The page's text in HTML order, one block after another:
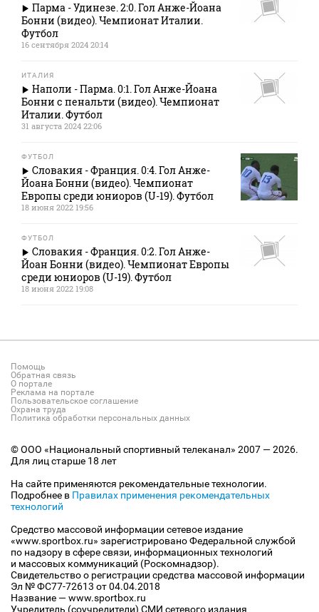
Парма - Удинезе. 2:0. Гол Анже-Йоана
Бонни (видео). Чемпионат Италии.
Футбол
16 сентября 2024 20:14
ИТАЛИЯ
Наполи - Парма. 0:1. Гол Анже-Йоана
Бонни с пенальти (видео). Чемпионат
Италии. Футбол
31 августа 2024 22:06
ФУТБОЛ
Словакия - Франция. 0:4. Гол Анже-
Йоана Бонни (видео). Чемпионат
Европы среди юниоров (U-19). Футбол
18 июня 2022 19:56
ФУТБОЛ
Словакия - Франция. 0:2. Гол Анже-
Йоан Бонни (видео). Чемпионат Европы
среди юниоров (U-19). Футбол
18 июня 2022 19:08
Помощь
Обратная связь
О портале
Реклама на портале
Пользовательское соглашение
Охрана труда
Политика обработки персональных данных
© ООО «Национальный спортивный телеканал» 2007 — 2026.
Для лиц старше 18 лет
На сайте применяются рекомендательные технологии.
Подробнее в Правилах применения рекомендательных
технологий
Средство массовой информации сетевое издание
«www.sportbox.ru» зарегистрировано Федеральной службой
по надзору в сфере связи, информационных технологий
и массовых коммуникаций (Роскомнадзор).
Свидетельство о регистрации средства массовой информации
Эл № ФС77-72613 от 04.04.2018
Название — www.sportbox.ru
Учредитель (соучредители) СМИ сетевого издания